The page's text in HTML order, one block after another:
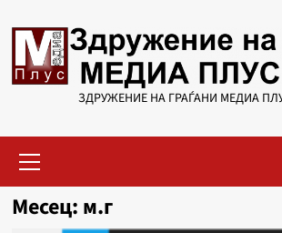
to
content
ЗДРУЖЕНИЕ НА ГРАЃАНИ МЕДИА
Menu
Месец: м.г